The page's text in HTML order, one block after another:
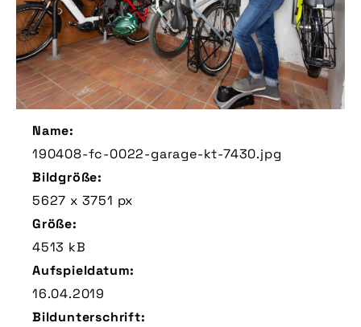
Name:
190408-fc-0022-garage-kt-7430.jpg
Bildgröße:
5627 x 3751 px
Größe:
4513 kB
Aufspieldatum:
16.04.2019
Bildunterschrift: